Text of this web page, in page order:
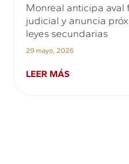
Monreal anticipa aval
judicial y anuncia
leyes secundarias
29 mayo, 2026
LEER MÁS